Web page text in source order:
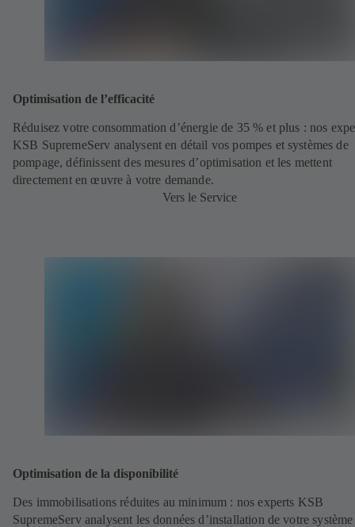
Optimisation de l’efficacité
Réduisez votre consommation d’énergie de 35 % et plus : nos
KSB SupremeServ analysent en détail vos pompes et systèmes de
pompage, définissent des mesures d’optimisation et les mettent
directement en œuvre à votre demande.
Vers le Service
Optimisation de la disponibilité
Des immobilisations réduites au minimum : nos experts KSB
SupremeServ analysent les données d’installation de votre